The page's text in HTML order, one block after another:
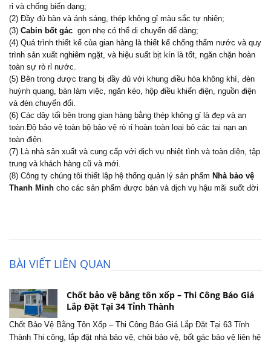
rỉ và chống biến dạng;
(2) Đầy đủ bàn và ánh sáng, thép không gỉ màu sắc tự nhiên;
(3) Cabin bốt gác gọn nhẹ có thể di chuyển dể dàng;
(4) Quá trình thiết kế của gian hàng là thiết kế chống thấm nước và quy
trình sản xuất nghiêm ngặt, và hiệu suất bịt kín là tốt, ngăn chặn hoàn
toàn sự rò rỉ nước.
(5) Bên trong được trang bị đầy đủ với khung điều hòa không khí, đèn
huỳnh quang, bàn làm việc, ngăn kéo, hộp điều khiển điện, nguồn điện
và đèn chuyển đổi.
(6) Các dây tối bên trong gian hàng bằng thép không gỉ là đẹp và an
toàn.Độ bảo vệ toàn bộ bảo vệ rò rỉ hoàn toàn loại bỏ các tai nạn an
toàn điện.
(7) Là nhà sản xuất và cung cấp với dịch vụ nhiệt tình và toàn diện, tập
trung và khách hàng cũ và mới.
(8) Công ty chúng tôi thiết lập hệ thống quản lý sản phẩm Nhà bảo vệ
Thanh Minh cho các sản phẩm được bán và dịch vụ hậu mãi suốt đời
BÀI VIẾT LIÊN QUAN
Chốt bảo vệ bằng tôn xốp – Thi Công Báo Giá
Lắp Đặt Tại 34 Tỉnh Thành
Chốt Bảo Vệ Bằng Tôn Xốp – Thi Công Báo Giá Lắp Đặt Tại 63 Tỉnh
Thành Thi công, lắp đặt nhà bảo vệ, chòi bảo vệ, bốt gác bảo vệ liên hệ